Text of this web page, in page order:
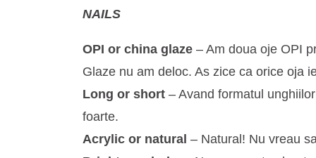
NAILS
OPI or china glaze – Am doua oje OPI
Glaze nu am deloc. As zice ca orice oja
Long or short – Avand formatul
foarte.
Acrylic or natural – Natural! Nu vreau